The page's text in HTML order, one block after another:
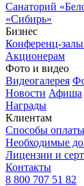
Санаторий
«Сибирь»
Бизнес
Конференц-
Акционерам
Фото и видео
Видеогалерея
Новости Афиша
Награды
Клиентам
Способы оплаты
Необходимые
Лицензии и
Контакты
8 800 707 51 82